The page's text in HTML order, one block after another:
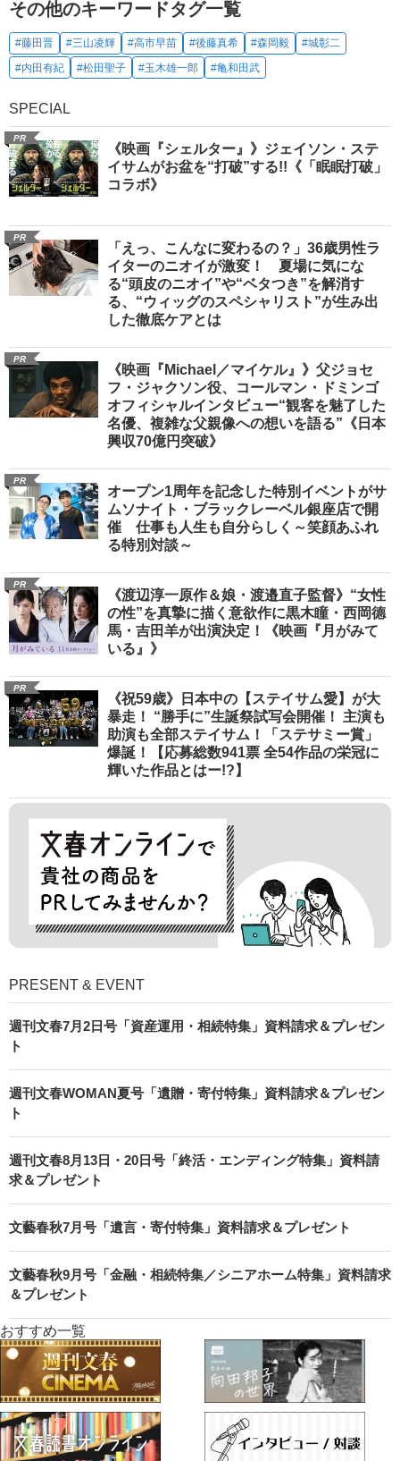
その他のキーワードタグ一覧
#藤田晋 #三山凌輝 #高市早苗 #後藤真希 #森岡毅
#城彰二
#内田有紀
#松田聖子 #玉木雄一郎 #亀和田武
SPECIAL
PR
《映画『シェルター』》ジェイソン・ステ
イサムがお盆を“打破”する!!《「眠眠打破」
コラボ》
PR
「えっ、こんなに変わるの？」36歳男性ラ
イターのニオイが激変！ 夏場に気にな
る“頭皮のニオイ”や“ベタつき”を解消す
る、“ウィッグのスペシャリスト”が生み出
した徹底ケアとは
PR
《映画『Michael／マイケル』》父ジョセ
フ・ジャクソン役、コールマン・ドミンゴ
オフィシャルインタビュー“観客を魅了した
名優、複雑な父親像への想いを語る”《日本
興収70億円突破》
PR
オープン1周年を記念した特別イベントがサ
ムソナイト・ブラックレーベル銀座店で開
催 仕事も人生も自分らしく～笑顔あふれ
る特別対談～
PR
《渡辺淳一原作＆娘・渡邉直子監督》“女性
の性”を真摯に描く意欲作に黒木瞳・西岡德
馬・吉田羊が出演決定！《映画『月がみて
いる』》
PR
《祝59歳》日本中の【ステイサム愛】が大
暴走！ “勝手に”生誕祭試写会開催！ 主演も
助演も全部ステイサム！「ステサミー賞」
爆誕！【応募総数941票 全54作品の栄冠に
輝いた作品とはー!?】
PRESENT & EVENT
週刊文春7月2日号「資産運用・相続特集」資料請求＆プレゼン
ト
週刊文春WOMAN夏号「遺贈・寄付特集」資料請求＆プレゼン
ト
週刊文春8月13日・20日号「終活・エンディング特集」資料請
求＆プレゼント
文藝春秋7月号「遺言・寄付特集」資料請求＆プレゼント
文藝春秋9月号「金融・相続特集／シニアホーム特集」資料請求
＆プレゼント
おすすめ一覧